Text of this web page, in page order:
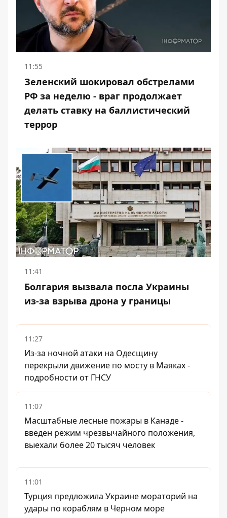
11:55
Зеленский шокировал обстрелами
РФ за неделю - враг продолжает
делать ставку на баллистический
террор
11:41
Болгария вызвала посла Украины
из-за взрыва дрона у границы
11:27
Из-за ночной атаки на Одесщину
перекрыли движение по мосту в Маяках -
подробности от ГНСУ
11:07
Масштабные лесные пожары в Канаде -
введен режим чрезвычайного положения,
выехали более 20 тысяч человек
11:01
Турция предложила Украине мораторий на
удары по кораблям в Черном море